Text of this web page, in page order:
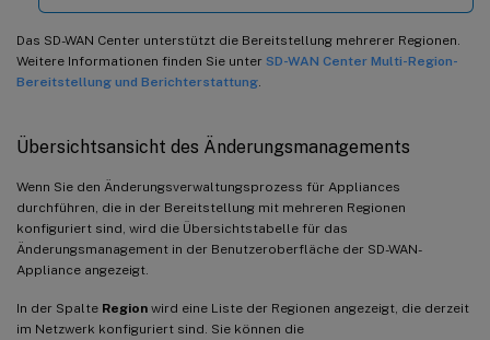
Das SD-WAN Center unterstützt die Bereitstellung mehrerer Regionen.
Weitere Informationen finden Sie unter SD-WAN Center Multi-Region-
Bereitstellung und Berichterstattung
Übersichtsansicht des Änderungsmanagements
Wenn Sie den Änderungsverwaltungsprozess für Appliances
durchführen, die in der Bereitstellung mit mehreren Regionen
konfiguriert sind, wird die Übersichtstabelle für das
Änderungsmanagement in der Benutzeroberfläche der SD-WAN-
Appliance angezeigt.
In der Spalte Region wird eine Liste der Regionen angezeigt, die derzeit
im Netzwerk konfiguriert sind. Sie können die